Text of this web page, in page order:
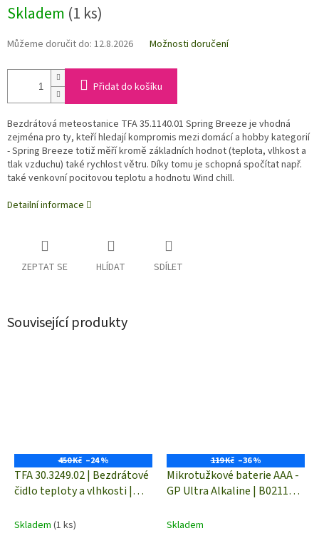
Skladem (1 ks)
Můžeme doručit do: 12.8.2026 Možnosti doručení
Přidat do košíku
Bezdrátová meteostanice TFA 35.1140.01 Spring Breeze je vhodná
zejména pro ty, kteří hledají kompromis mezi domácí a hobby kategorií
- Spring Breeze totiž měří kromě základních hodnot (teplota, vlhkost a
tlak vzduchu) také rychlost větru. Díky tomu je schopná spočítat např.
také venkovní pocitovou teplotu a hodnotu Wind chill.
Detailní informace
ZEPTAT SE HLÍDAT SDÍLET
Související produkty
450 Kč –24 %
TFA 30.3249.02 | Bezdrátové
čidlo teploty a vlhkosti |
Skladem (1 ks)
119 Kč –36 %
Mikrotužkové baterie AAA -
GP Ultra Alkaline | B02114 |
Skladem